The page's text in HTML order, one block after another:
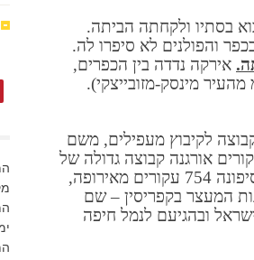
לבוא בסתיו ולקחתה הביתה.
אירקה נדדה בין הכפרים,
להתפלל כמו הנוצרים, עד שהגיעה למנזר איגנצוב (7.5 ק"מ מהעיר מינסק-מזובייצקי).
לקיבוץ מעפילים, משם
אורגנה קבוצה גדולה של
בני-נוער לעלייה לארץ שהפליגה מנמל מרסיי באוניית המעפילים יגור כשעל סיפונה 754 עקורים מאירופה,
המעצר בקפריסין – שם
ובהגיעם לנמל חיפה